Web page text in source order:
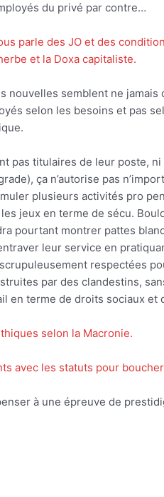
du privé par contre…
parle des JO et des
et la Doxa capitaliste.
nouvelles semblent ne
selon les besoins et pas
pas titulaires de leur poste,
ça n’autorise pas
plusieurs activités pro
jeux en terme de sécu.
pourtant montrer pattes
leur service en
respectées
par des clandestins,
en terme de droits sociaux et
selon la Macronie.
avec les statuts pour
à une épreuve de